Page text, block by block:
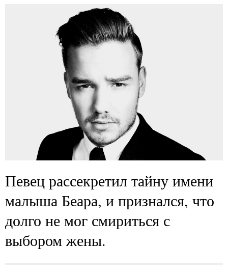
Певец рассекретил тайну имени
малыша Беара, и признался, что
долго не мог смириться с
выбором жены.